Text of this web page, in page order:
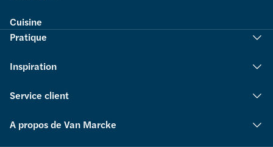
Cuisine
Pratique
Inspiration
Service client
A propos de Van Marcke